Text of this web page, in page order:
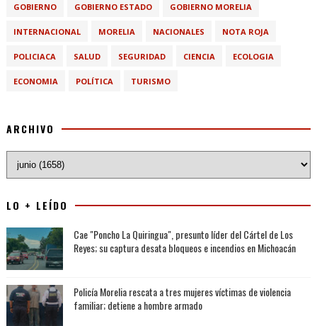
GOBIERNO GOBIERNO ESTADO GOBIERNO MORELIA
INTERNACIONAL MORELIA NACIONALES NOTA ROJA
POLICIACA SALUD SEGURIDAD CIENCIA ECOLOGIA
ECONOMIA POLÍTICA TURISMO
ARCHIVO
LO + LEÍDO
Cae "Poncho La Quiringua", presunto líder del Cártel de Los
Reyes; su captura desata bloqueos e incendios en Michoacán
Policía Morelia rescata a tres mujeres víctimas de violencia
familiar; detiene a hombre armado